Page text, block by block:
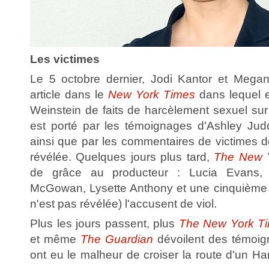
Les victimes
Le 5 octobre dernier, Jodi Kantor et
article dans le New York Times dans lequel
Weinstein de faits de harcèlement sexuel
est porté par les témoignages d'Ashley
ainsi que par les commentaires de victimes
révélée. Quelques jours plus tard, The New
de grâce au producteur : Lucia Evans,
McGowan, Lysette Anthony et une
n'est pas révélée) l'accusent de viol.
Plus les jours passent, plus The New York
et même The Guardian dévoilent des
ont eu le malheur de croiser la route d'un